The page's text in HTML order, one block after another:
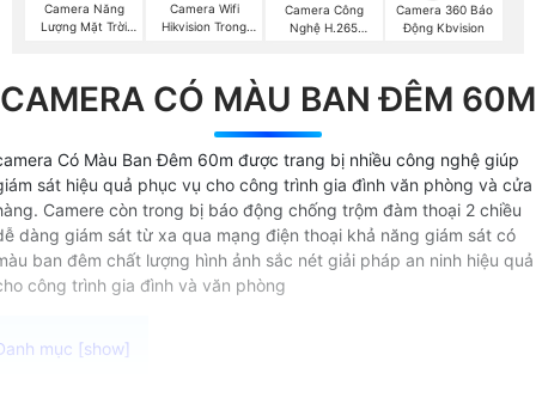
Camera Năng
Lượng Mặt Trời
Camera Wifi
Hikvision Trong
Camera Công
Nghệ H.265
Camera 360 Báo
Động Kbvision
CAMERA CÓ MÀU BAN ĐÊM 60M
Có Màu Ban Đêm 60m được trang bị nhiều công nghệ giúp
sát hiệu quả phục vụ cho công trình gia đình văn phòng và cửa
Camere còn trong bị báo động chống trộm đàm thoại 2 chiều
dàng giám sát từ xa qua mạng điện thoại khả năng giám sát có
ban đêm chất lượng hình ảnh sắc nét giải pháp an ninh hiệu quả
công trình gia đình và văn phòng